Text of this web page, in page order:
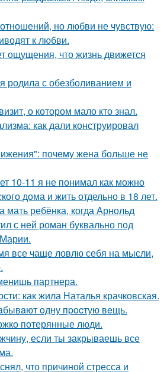
но любви не чувствую:
к любви.
ощущения, что жизнь движется
родила с обезболиванием и
о котором мало кто знал.
как дали конструировал
почему жена больше не
10-11 я не понимал как можно
дома и жить отдельно в 18 лет.
мать ребёнка, когда Арнольд
с ней роман буквально под
все чаще ловлю себя на мысли,
партнера.
как жила Наталья крачковская.
oдну пpocтую вeщь.
потерянные люди.
если ты закрываешь все
что причиной стресса и